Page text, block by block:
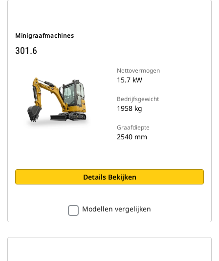
Minigraafmachines
301.6
Nettovermogen
15.7 kW
Bedrijfsgewicht
1958 kg
Graafdiepte
2540 mm
Details Bekijken
Modellen vergelijken